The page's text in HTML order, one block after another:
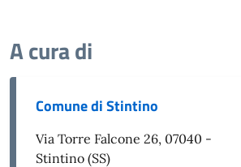
A cura di
Comune di Stintino
Via Torre Falcone 26, 07040 -
Stintino (SS)